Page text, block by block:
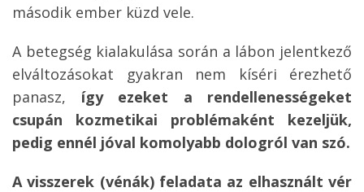
második ember küzd vele.
A betegség kialakulása során a lábon jelentkező
elváltozásokat gyakran nem kíséri érezhető
panasz, így ezeket a rendellenességeket
csupán kozmetikai problémaként kezeljük,
pedig ennél jóval komolyabb dologról van szó.
A visszerek (vénák) feladata az elhasznált vér